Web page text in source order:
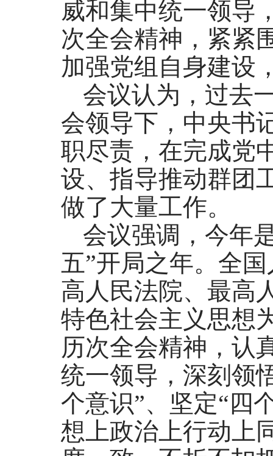
威和集中统一领导
次全会精神，紧紧
加强党组自身建设
会议认为，过去
会领导下，中央书
职尽责，在完成党
设、指导推动群团
做了大量工作。
会议强调，今年
五”开局之年。全
高人民法院、最高
特色社会主义思想
历次全会精神，认
统一领导，深刻领
个意识”、坚定“四
想上政治上行动上